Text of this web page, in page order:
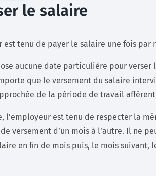
le salaire
est tenu de payer le salaire une fois par
aucune date particulière pour verser
que le versement du salaire
de la période de travail
l’employeur est tenu de respecter la
versement d’un mois à l’autre. Il ne
en fin de mois puis, le mois suivant,